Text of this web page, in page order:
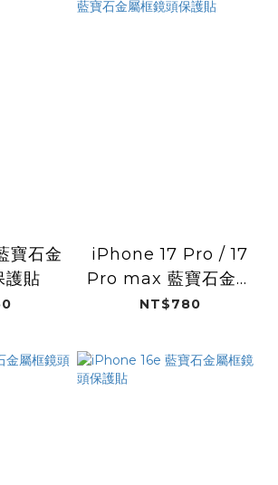
寶石金
護貼
iPhone 17 Pro / 17
Pro max 藍寶石金屬
框鏡頭保護貼
NT$780